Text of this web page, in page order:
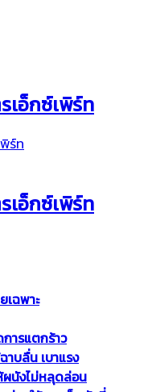
เอ็กซ์เพิร์ท
เอ็กซ์เพิร์ท
เฉพาะ
ารแตกร้าว
บลื่น เบาแรง
ผนังไม่หลุดล่อน